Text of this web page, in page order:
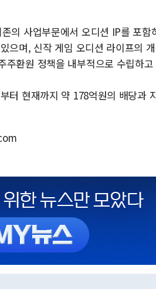
의 사업부문에서 오디션 IP를 포
으며, 신작 게임 오디션 라이프의
주환원 정책을 내부적으로 수립하
터 현재까지 약 178억원의 배당과